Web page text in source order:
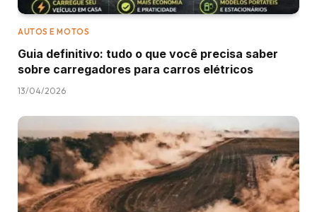
AUTOS E MOTOS
Guia definitivo: tudo o que você precisa saber
sobre carregadores para carros elétricos
13/04/2026